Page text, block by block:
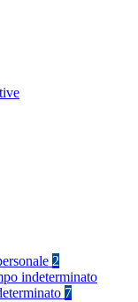
2
indeterminato
7